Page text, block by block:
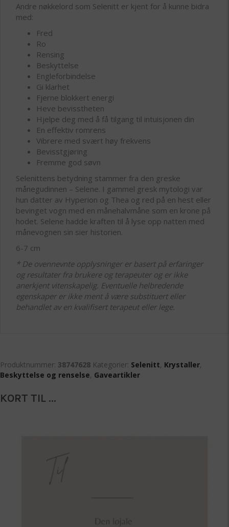
Andre nøkkelord som Selenitt er kjent for å kunne bidra
med:
Fred
Ro
Rensing
Beskyttelse
Engleforbindelse
Gi klarhet
Fjerne blokkert energi
Heve bevisstheten
Hjelpe deg med å få tilgang til intuisjonen din
En effektiv romrens
Vibrere med svært høy frekvens
Bevisstgjøring
Fremme god søvn
Selenittens betydning stammer fra den greske
månegudinnen – Selene. I gammel gresk mytologi var
hun datter av Hyperion og Thea og red på en hest eller
bevinget vogn med en månehalvmåne som en krone på
hodet. Selene hadde kraften til å lyse opp natten med
månevognen sin sier historien.
6-7 cm
* De ovennevnte opplysninger er basert på erfaringer
og resultater fra brukere og terapeuter og er ikke
anerkjent vitenskapelig. Eventuelle helbredende
egenskaper er ikke ment å være substituert eller
behandlet av en kvalifisert terapeut eller lege.
Produktnummer: 38747628 Kategorier: Selenitt, Krystaller,
Beskyttelse og renselse, Gaveartikler
KORT TIL ...